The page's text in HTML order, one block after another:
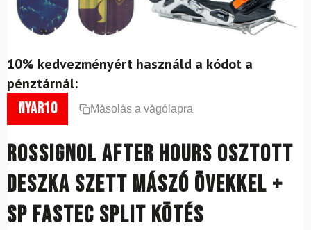
10% kedvezményért használd a kódot a
pénztárnál:
nyar10 Másolás a vágólapra
ROSSIGNOL After Hours osztott
deszka szett mászó övekkel +
SP Fastec Split kötés